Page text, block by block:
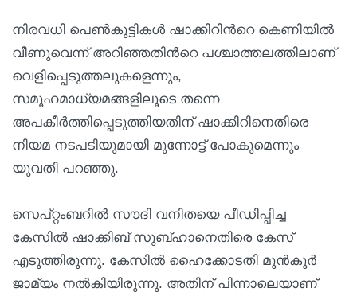
നിരവധി പെണ്‍കുട്ടികള്‍ ഷാക്കിറിന്‍റെ കെണിയില്‍
വീണുവെന്ന് അറിഞ്ഞതിന്‍റെ പശ്ചാത്തലത്തിലാണ്
വെളിപ്പെടുത്തലുകളെന്നും,
സമൂഹമാധ്യമങ്ങളിലൂടെ തന്നെ
അപകീര്‍ത്തിപ്പെടുത്തിയതിന് ഷാക്കിറിനെതിരെ
നിയമ നടപടിയുമായി മുന്നോട്ട് പോകുമെന്നും
യുവതി പറഞ്ഞു.
സെപ്റ്റംബറില്‍ സൗദി വനിതയെ പീഡിപ്പിച്ച
കേസില്‍ ഷാക്കിബ് സുബ്ഹാനെതിരെ കേസ്
എടുത്തിരുന്നു. കേസില്‍ ഹൈക്കോടതി മുന്‍കൂര്‍
ജാമ്യം നല്‍കിയിരുന്നു. അതിന് പിന്നാലെയാണ്